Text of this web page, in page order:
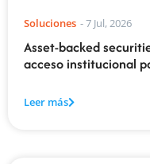
Soluciones -7 Jul, 2026
Asset-backed
acceso institucional
Leer más